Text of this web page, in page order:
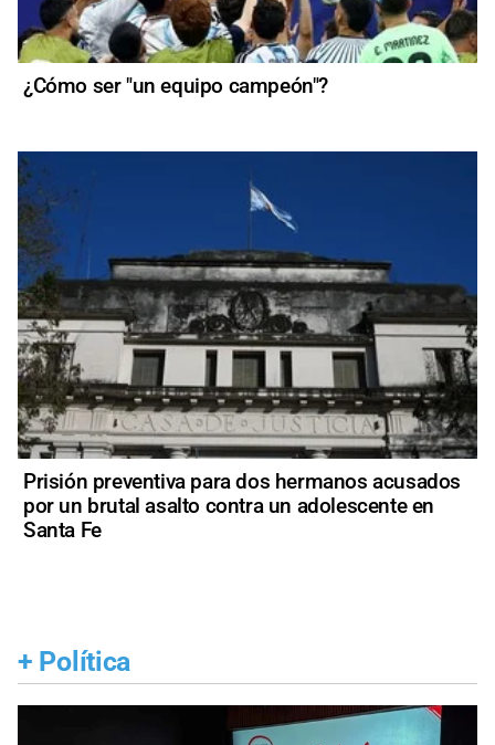
¿Cómo ser "un equipo campeón"?
Prisión preventiva para dos hermanos acusados
por un brutal asalto contra un adolescente en
Santa Fe
+ Política